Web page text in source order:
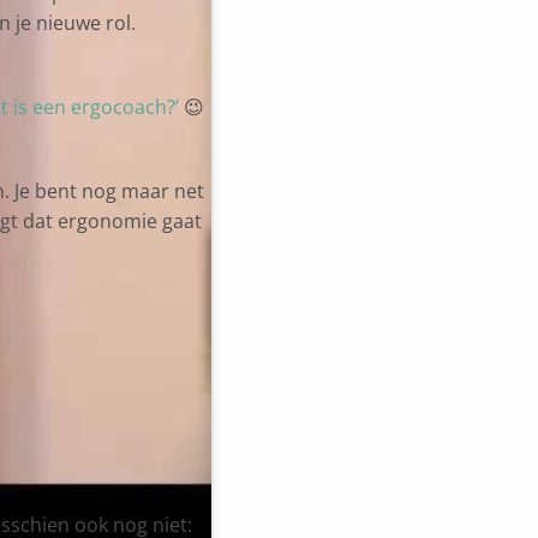
je nieuwe rol.
is een ergocoach?’ 😉
Je bent nog maar net
dat ergonomie gaat
ook nog niet: